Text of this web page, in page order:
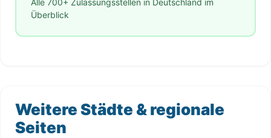
Alle 700+ Zulassungsstellen in Deutschland im
Überblick
Weitere Städte & regionale
Seiten